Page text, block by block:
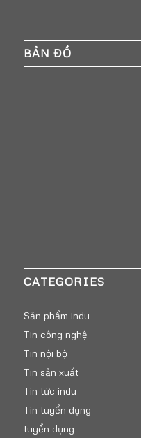
BẢN ĐỒ
CATEGORIES
Sản phẩm indu
Tin công nghệ
Tin nội bộ
Tin sản xuất
Tin tức indu
Tin tuyển dụng
tuyển dụng